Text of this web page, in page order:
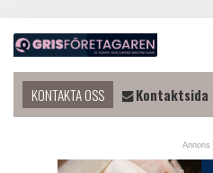
NYHETER
KALENDER
KONTAKTA OSS
komma i kontakt? Kontaktsida